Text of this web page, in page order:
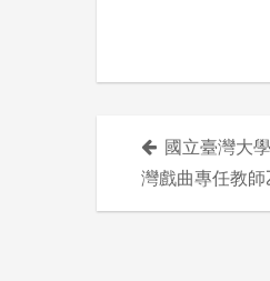
章
國立臺灣大
灣戲曲專任教師